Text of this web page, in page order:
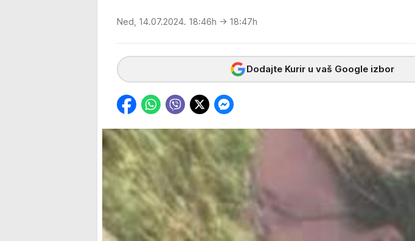
Ned, 14.07.2024. 18:46h → 18:47h
Dodajte Kurir u vaš Google izbor